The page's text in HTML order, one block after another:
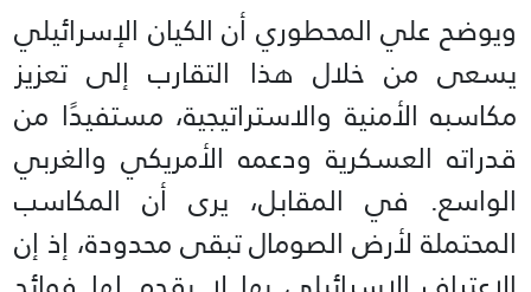
ويوضح علي المحطوري أن الكيان الإسرائيلي
يسعى من خلال هذا التقارب إلى تعزيز
مكاسبه الأمنية والاستراتيجية، مستفيدًا من
قدراته العسكرية ودعمه الأمريكي والغربي
الواسع. في المقابل، يرى أن المكاسب
المحتملة لأرض الصومال تبقى محدودة، إذ إن